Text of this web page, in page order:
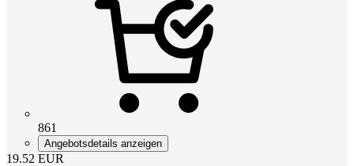
861
Angebotsdetails anzeigen
19.52 EUR